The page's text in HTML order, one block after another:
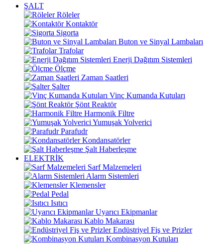
ŞALT
Röleler
Kontaktör
Sigorta
Buton ve Sinyal Lambaları
Trafolar
Enerji Dağıtım Sistemleri
Ölçme
Zaman Saatleri
Şalter
Vinç Kumanda Kutuları
Şönt Reaktör
Harmonik Filtre
Yumuşak Yolverici
Parafudr
Kondansatörler
Şalt Haberleşme
ELEKTRİK
Sarf Malzemeleri
Alarm Sistemleri
Klemensler
Pedal
Isıtıcı
Uyarıcı Ekipmanlar
Kablo Makarası
Endüstriyel Fiş ve Prizler
Kombinasyon Kutuları